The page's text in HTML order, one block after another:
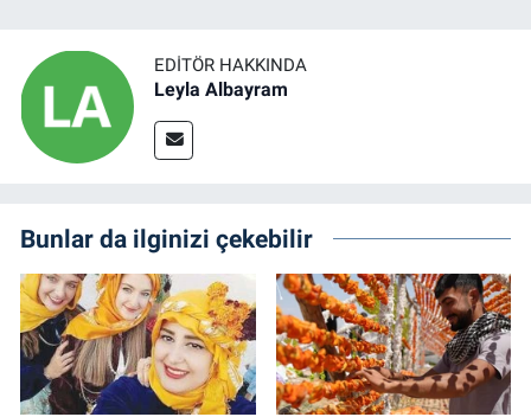
EDITÖR HAKKINDA
Leyla Albayram
Bunlar da ilginizi çekebilir